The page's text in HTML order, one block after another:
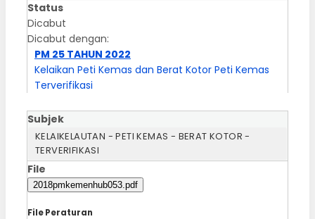
Status
Dicabut
Dicabut dengan:
PM 25 TAHUN 2022
Kelaikan Peti Kemas dan Berat Kotor Peti Kemas
Terverifikasi
Subjek
KELAIKELAUTAN - PETI KEMAS - BERAT KOTOR -
TERVERIFIKASI
File
2018pmkemenhub053.pdf
File Peraturan